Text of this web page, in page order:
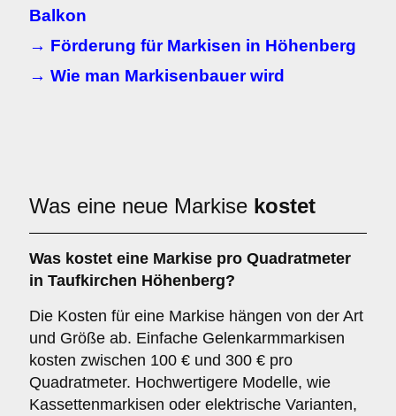
Balkon
→ Förderung für Markisen in Höhenberg
→ Wie man Markisenbauer wird
Was eine neue Markise kostet
Was kostet eine Markise pro Quadratmeter
in Taufkirchen Höhenberg?
Die Kosten für eine Markise hängen von der Art
und Größe ab. Einfache Gelenkarmmarkisen
kosten zwischen 100 € und 300 € pro
Quadratmeter. Hochwertigere Modelle, wie
Kassettenmarkisen oder elektrische Varianten,